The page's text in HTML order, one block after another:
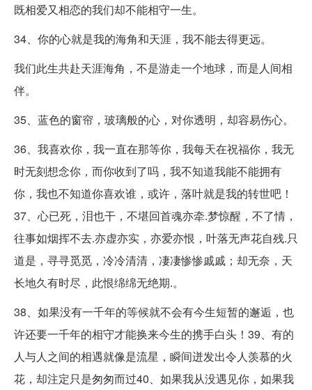
既相爱又相恋的我们却不能相守一生。
34、你的心就是我的海角和天涯，我不能去得更远。
我们此生共赴天涯海角，不是游走一个地球，而是人间相
伴。
35、蓝色的窗帘，玻璃般的心，对你透明，却容易伤心。
36、我喜欢你，我一直在那等你，我每天在祝福你，我无
时无刻想念你，而你收到了吗，我不知道我能不能拥有
你，我也不知道你喜欢谁，或许，落叶就是我的转世吧！
37、心已死，泪也干，不堪回首魂亦牵.梦惊醒，不了情，
往事如烟挥不去.亦虚亦实，亦爱亦恨，叶落无声花自残.只
道是，寻寻觅觅，冷冷清清，凄凄惨惨戚戚；却无奈，天
长地久有时尽，此恨绵绵无绝期.。
38、如果没有一千年的等候就不会有今生短暂的邂逅，也
许还要一千年的相守才能换来今生的携手白头！39、有的
人与人之间的相遇就像是流星，瞬间迸发出令人羡慕的火
花，却注定只是匆匆而过40、如果我从没遇见你，如果我